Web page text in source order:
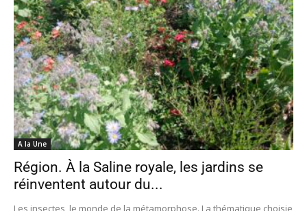
A la Une
Région. À la Saline royale, les jardins se
réinventent autour du...
Les insectes, le monde de la métamorphose. La thématique choisie